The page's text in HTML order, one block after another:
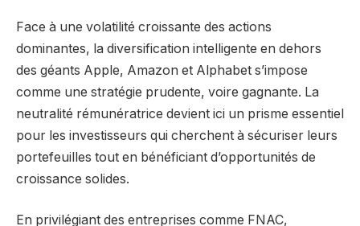
Face à une volatilité croissante des actions
dominantes, la diversification intelligente en dehors
des géants Apple, Amazon et Alphabet s’impose
comme une stratégie prudente, voire gagnante. La
neutralité rémunératrice devient ici un prisme essentiel
pour les investisseurs qui cherchent à sécuriser leurs
portefeuilles tout en bénéficiant d’opportunités de
croissance solides.
En privilégiant des entreprises comme FNAC,